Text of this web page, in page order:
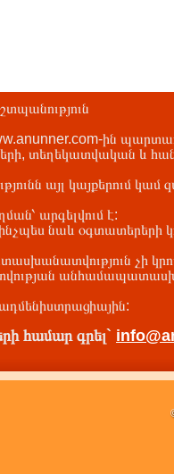
ին
տեղեկատվական և
այլ կայքերում կամ
արգելվում է:
նաև օգտատերերի
չի
համար գրել`